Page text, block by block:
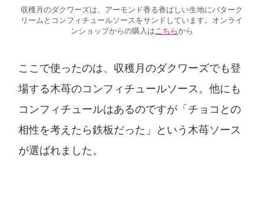
収穫月のダクワーズは、アーモンド香る香ばしい生地にバターク
リームとコンフィチュールソースをサンドしています。オンライ
ンショップからの購入はこちらから
ここで使ったのは、収穫月のダクワーズでも登
場する木苺のコンフィチュールソース。他にも
コンフィチュールはあるのですが「チョコとの
相性を考えたら鉄板だった」という木苺ソース
が選ばれました。